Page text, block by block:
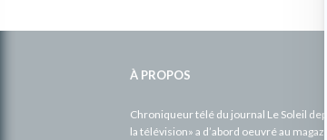
À PROPOS
Chroniqueur télé du journal Le Soleil
la télévision» a d’abord oeuvré au